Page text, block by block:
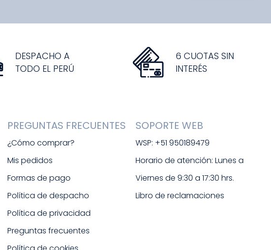
DESPACHO A
TODO EL PERÚ
6 CUOTAS SIN
INTERÉS
PREGUNTAS FRECUENTES
¿Cómo comprar?
Mis pedidos
Formas de pago
Política de despacho
Política de privacidad
Preguntas frecuentes
SOPORTE WEB
WSP: +51 950189479
Horario de atención: Lunes a
Viernes de 9:30 a 17:30 hrs.
Libro de reclamaciones